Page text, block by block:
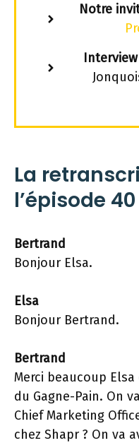
Notre
Interview
La
l’épisode 40
Bertrand
Bonjour Elsa.
Elsa
Bonjour Bertrand.
Bertrand
Merci beaucoup
du Gagne-Pain. On
Chief Marketing
chez Shapr ? On va